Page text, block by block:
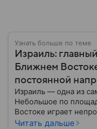
Узнать больше по теме
Израиль:
Ближнем
постоянной
Израиль — одна из
Небольшое по
Востоке играет
в международной
Читать дальше